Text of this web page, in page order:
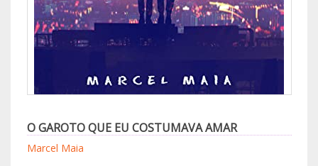
O GAROTO QUE EU COSTUMAVA AMAR
Marcel Maia